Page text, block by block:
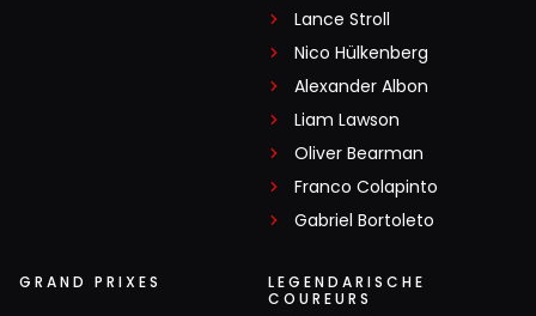
Lance Stroll
Nico Hülkenberg
Alexander Albon
Liam Lawson
Oliver Bearman
Franco Colapinto
Gabriel Bortoleto
GRAND PRIXES
LEGENDARISCHE
COUREURS